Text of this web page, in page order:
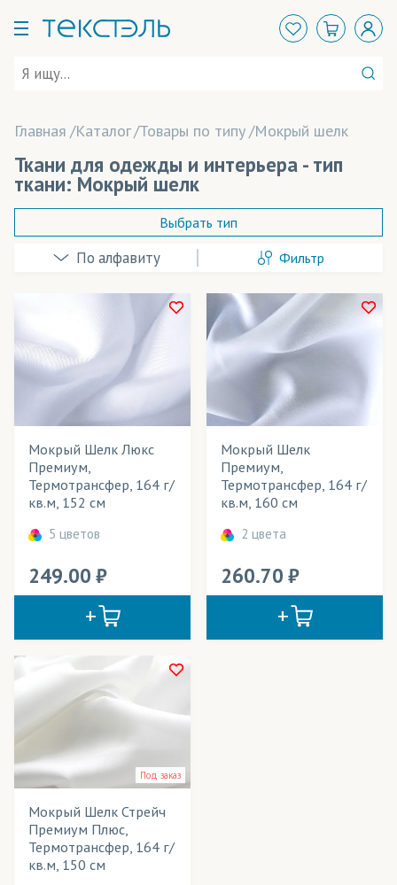
Главная Каталог Товары по типу Мокрый шелк
Ткани для одежды и интерьера - тип
ткани: Мокрый шелк
Велюр
Дешайн
Дьюспо
Кашибо
Креп-Атлас
Микрофибра
Мокрый шелк
Ниагара
Рогожка
Сатен
Шармус
Шелк
Выбрать тип
Фильтр
В наличии
Весь товар
Розничная цена
Ширина рулона
Технология печати
Применение в изделиях
Тип товара
Cостав ткани
Мокрый Шелк Люкс
Премиум,
Термотрансфер, 164 г/
кв.м, 152 см
5 цветов
249.00
Мокрый Шелк
Премиум,
Термотрансфер, 164 г/
кв.м, 160 см
2 цвета
260.70
Под заказ
Мокрый Шелк Стрейч
Премиум Плюс,
Термотрансфер, 164 г/
кв.м, 150 см